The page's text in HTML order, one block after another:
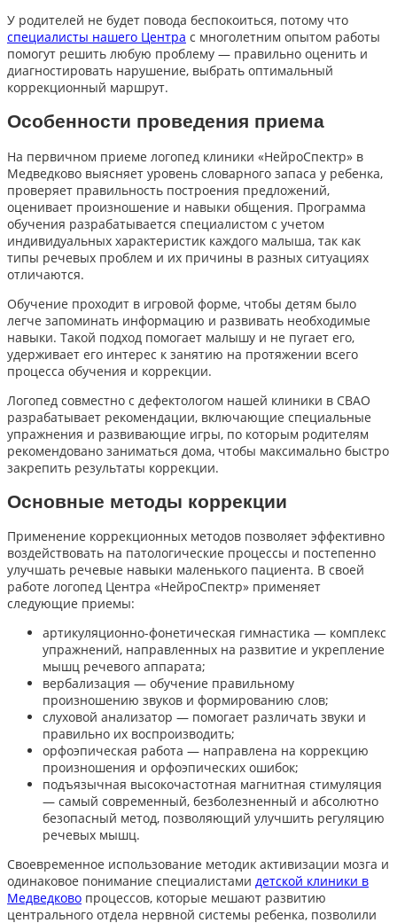
У родителей не будет повода беспокоиться, потому что
специалисты нашего Центра с многолетним опытом работы
помогут решить любую проблему — правильно оценить и
диагностировать нарушение, выбрать оптимальный
коррекционный маршрут.
Особенности проведения приема
На первичном приеме логопед клиники «НейроСпектр» в
Медведково выясняет уровень словарного запаса у ребенка,
проверяет правильность построения предложений,
оценивает произношение и навыки общения. Программа
обучения разрабатывается специалистом с учетом
индивидуальных характеристик каждого малыша, так как
типы речевых проблем и их причины в разных ситуациях
отличаются.
Обучение проходит в игровой форме, чтобы детям было
легче запоминать информацию и развивать необходимые
навыки. Такой подход помогает малышу и не пугает его,
удерживает его интерес к занятию на протяжении всего
процесса обучения и коррекции.
Логопед совместно с дефектологом нашей клиники в СВАО
разрабатывает рекомендации, включающие специальные
упражнения и развивающие игры, по которым родителям
рекомендовано заниматься дома, чтобы максимально быстро
закрепить результаты коррекции.
Основные методы коррекции
Применение коррекционных методов позволяет эффективно
воздействовать на патологические процессы и постепенно
улучшать речевые навыки маленького пациента. В своей
работе логопед Центра «НейроСпектр» применяет
следующие приемы:
артикуляционно-фонетическая гимнастика — комплекс
упражнений, направленных на развитие и укрепление
мышц речевого аппарата;
вербализация — обучение правильному
произношению звуков и формированию слов;
слуховой анализатор — помогает различать звуки и
правильно их воспроизводить;
орфоэпическая работа — направлена на коррекцию
произношения и орфоэпических ошибок;
подъязычная высокочастотная магнитная стимуляция
— самый современный, безболезненный и абсолютно
безопасный метод, позволяющий улучшить регуляцию
речевых мышц.
Своевременное использование методик активизации мозга и
одинаковое понимание специалистами детской клиники в
Медведково процессов, которые мешают развитию
центрального отдела нервной системы ребенка, позволили